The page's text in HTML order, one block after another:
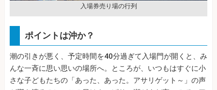
入場券売り場の行列
ポイントは沖か？
潮の引きが悪く、予定時間を40分過ぎて入場門が開くと、み
んな一斉に思い思いの場所へ。ところが、いつもはすぐに小
さな子どもたちの「あった、あった。アサリゲット～」の声